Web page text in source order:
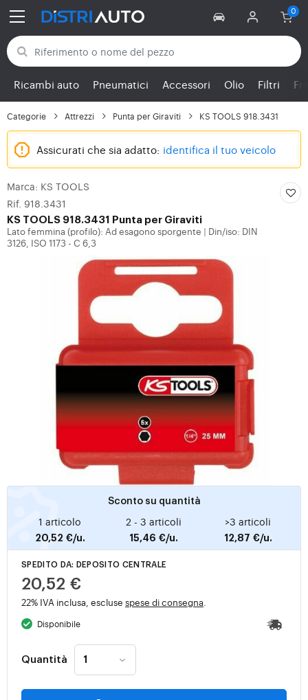
Torna alle categorie
Ricambi auto Pneumatici Accessori Olio Filtri
Categorie Attrezzi Punta per Giraviti KS TOOLS 918.3431
Assicurati che sia adatto: identifica il tuo veicolo
Marca: KS TOOLS
Rif. 918.3431
KS TOOLS 918.3431 Punta per Giraviti
Lato femmina (profilo): Ad esagono sporgente
Din/iso: DIN
3126, ISO 1173 - C 6,3
Sconto su quantità
1 articolo
20,52 €/u.
2 - 3 articoli
15,46 €/u.
>3 articoli
12,87 €/u.
SPEDITO DA: DEPOSITO CENTRALE
20,52 €
22% IVA inclusa, escluse spese di consegna
Disponibile
Quantità